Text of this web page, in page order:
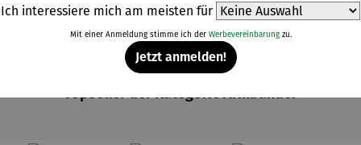
Topseller der Kategorie Armbänder
Ich interessiere mich am meisten für
Mit einer Anmeldung stimme ich der Werbevereinbarungzu.
Jetzt anmelden!